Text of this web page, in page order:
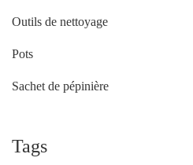
Outils de nettoyage
Pots
Sachet de pépinière
Tags